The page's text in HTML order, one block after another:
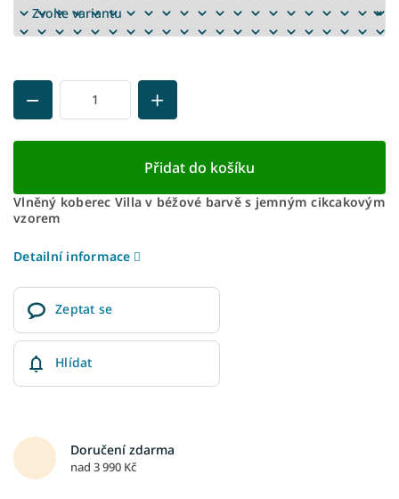
Přidat do košíku
Vlněný koberec Villa v béžové barvě s jemným cikcakovým
vzorem
Detailní informace
Zeptat se
Hlídat
Doručení zdarma
nad 3 990 Kč